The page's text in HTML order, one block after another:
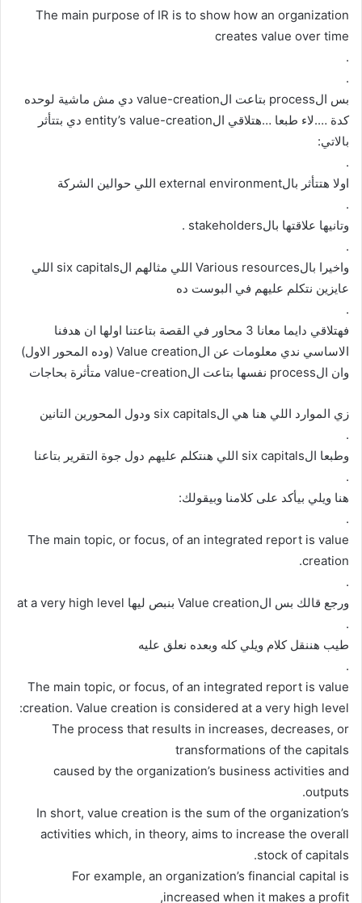
The main purpose of IR is to show how an organization
creates value over time
.
.
بس الprocess بتاعت الvalue-creation دي مش ماشية لوحده
كدة ….لاء طبعا …هتلاقي الentity’s value-creation دي بتتأثر
بالاتي:
.
اولا هتتأثر بالexternal environment اللي حوالين الشركة
.
وتانيها علاقتها بالstakeholders .
.
واخيرا بالVarious resources اللي مثالهم الsix capitals اللي
عايزين نتكلم عليهم في البوست ده
.
فهتلاقي دايما معانا 3 محاور في القصة بتاعتنا اولها ان هدفنا
الاساسي ندي معلومات عن الValue creation (وده المحور الاول)
وان الprocess نفسها بتاعت الvalue-creation متأثرة بحاجات
زي الموارد اللي هنا هي الsix capitals ودول المحورين التانين
.
وطبعا الsix capitals اللي هنتكلم عليهم دول جوة التقرير بتاعنا
.
هنا ويلي بيأكد على كلامنا وبيقولك:
.
The main topic, or focus, of an integrated report is value
creation.
.
ورجع قالك بس الValue creation بنبص ليها at a very high level
.
طيب هننقل كلام ويلي كله وبعده نعلق عليه
.
The main topic, or focus, of an integrated report is value
creation. Value creation is considered at a very high level:
The process that results in increases, decreases, or
transformations of the capitals
caused by the organization’s business activities and
outputs.
In short, value creation is the sum of the organization’s
activities which, in theory, aims to increase the overall
stock of capitals.
For example, an organization’s financial capital is
increased when it makes a profit,